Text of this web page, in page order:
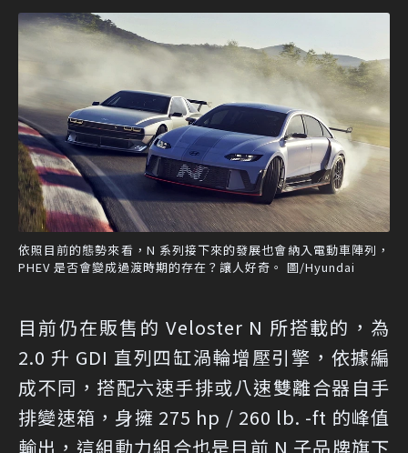
依照目前的態勢來看，N 系列接下來的發展也會納入電動車陣列，
PHEV 是否會變成過渡時期的存在？讓人好奇。 圖/Hyundai
目前仍在販售的 Veloster N 所搭載的，為
2.0 升 GDI 直列四缸渦輪增壓引擎，依據編
成不同，搭配六速手排或八速雙離合器自手
排變速箱，身擁 275 hp / 260 lb. -ft 的峰值
輸出，這組動力組合也是目前 N 子品牌旗下